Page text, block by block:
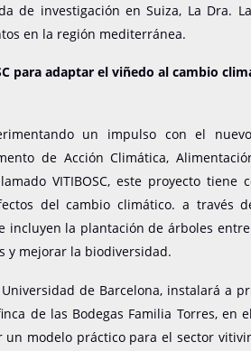
de investigación en Suiza, La Dra.
en la región mediterránea.
para adaptar el viñedo al cambio
un impulso con el
de Acción Climática,
VITIBOSC, este proyecto tiene
del cambio climático. a través
incluyen la plantación de árboles
y mejorar la biodiversidad.
de Barcelona, instalará a
de las Bodegas Familia Torres, en
modelo práctico para el sector